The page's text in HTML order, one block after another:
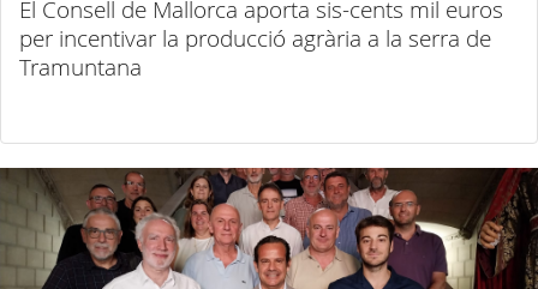
El Consell de Mallorca aporta sis-cents mil euros
per incentivar la producció agrària a la serra de
Tramuntana